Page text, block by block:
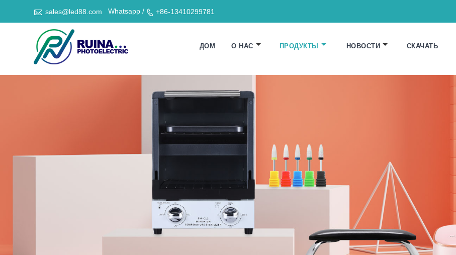
 sales@led88.com Whatsapp /  +86-13410299781
ДОМ О НАС ПРОДУКТЫ НОВОСТИ СКАЧАТЬ